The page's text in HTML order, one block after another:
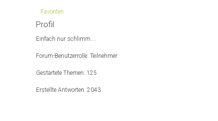
Favoriten
Profil
Einfach nur schlimm....
Forum-Benutzerrolle: Teilnehmer
Gestartete Themen: 125
Erstellte Antworten: 2043